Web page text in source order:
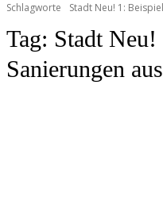
Schlagworte Stadt Neu! 1:
Tag: Stadt
Sanierungen